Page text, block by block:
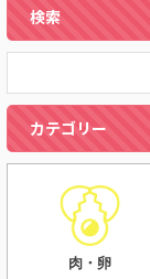
検索
カテゴリー
肉・卵